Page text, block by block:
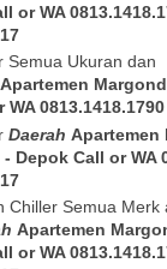
or WA
Semua Ukuran dan
Apartemen
WA
Daerah Apartemen
- Depok Call or WA
Chiller Semua Merk
Apartemen
or WA